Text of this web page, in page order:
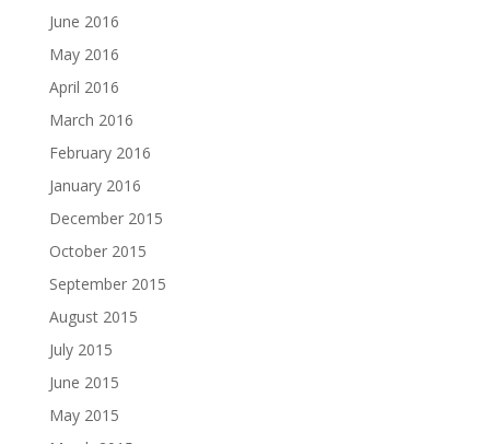
June 2016
May 2016
April 2016
March 2016
February 2016
January 2016
December 2015
October 2015
September 2015
August 2015
July 2015
June 2015
May 2015